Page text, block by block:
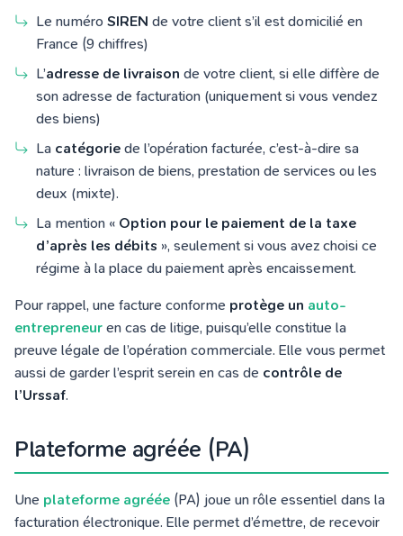
Le numéro SIREN de votre client s’il est domicilié en
France (9 chiffres)
L’adresse de livraison de votre client, si elle diffère de
son adresse de facturation (uniquement si vous vendez
des biens)
La catégorie de l’opération facturée, c’est-à-dire sa
nature : livraison de biens, prestation de services ou les
deux (mixte).
La mention « Option pour le paiement de la taxe
d’après les débits », seulement si vous avez choisi ce
régime à la place du paiement après encaissement.
Pour rappel, une facture conforme protège un auto-
entrepreneur en cas de litige, puisqu’elle constitue la
preuve légale de l’opération commerciale. Elle vous permet
aussi de garder l’esprit serein en cas de contrôle de
l’Urssaf.
Plateforme agréée (PA)
Une plateforme agréée (PA) joue un rôle essentiel dans la
facturation électronique. Elle permet d’émettre, de recevoir